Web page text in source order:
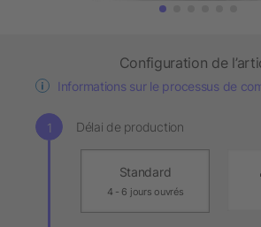
Configuration de
Informations sur le processus de
Délai de production
Standard
4 - 6 jours ouvrés